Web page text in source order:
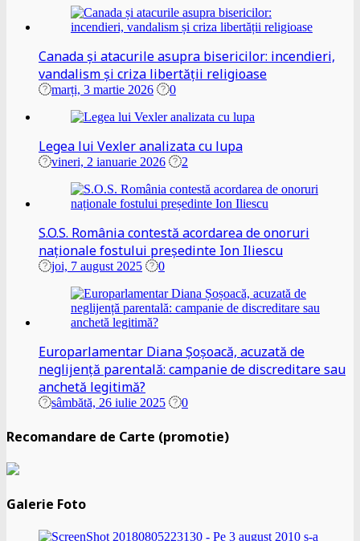
Canada și atacurile asupra bisericilor: incendieri,
vandalism și criza libertății religioase
marți, 3 martie 2026 0
Legea lui Vexler analizata cu lupa
vineri, 2 ianuarie 2026 2
S.O.S. România contestă acordarea de onoruri
naționale fostului președinte Ion Iliescu
joi, 7 august 2025 0
Europarlamentar Diana Șoșoacă, acuzată de
neglijență parentală: campanie de discreditare sau
anchetă legitimă?
sâmbătă, 26 iulie 2025 0
Recomandare de Carte (promotie)
Galerie Foto